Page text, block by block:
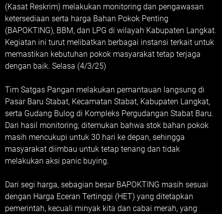
(Kasat Reskrim) melakukan monitoring dan pengawasan
ketersediaan serta harga Bahan Pokok Penting
(BAPOKTING), BBM, dan LPG di wilayah Kabupaten Langkat.
Kegiatan ini turut melibatkan berbagai instansi terkait untuk
memastikan kebutuhan pokok masyarakat tetap terjaga
dengan baik. Selasa (4/3/25)
Tim Satgas Pangan melakukan pemantauan langsung di
Pasar Baru Stabat, Kecamatan Stabat, Kabupaten Langkat,
serta Gudang Bulog di Kompleks Pergudangan Stabat Baru.
Dari hasil monitoring, ditemukan bahwa stok bahan pokok
masih mencukupi untuk 30 hari ke depan, sehingga
masyarakat diimbau untuk tetap tenang dan tidak
melakukan aksi panic buying.
Dari segi harga, sebagian besar BAPOKTING masih sesuai
dengan Harga Eceran Tertinggi (HET) yang ditetapkan
pemerintah, kecuali minyak kita dan cabai merah, yang